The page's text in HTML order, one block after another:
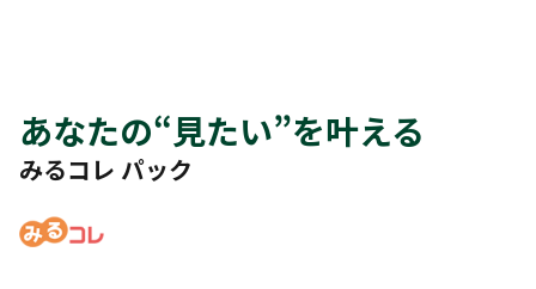
あなたの“見たい”を叶える
みるコレ パック